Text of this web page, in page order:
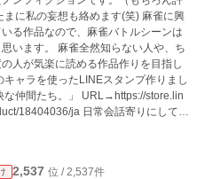
私の妄想も絡めます(笑) 麻雀に興
る作品なので、麻雀バトルシーンは
います。 麻雀全然知らない人や、ち
人が気楽に読める作品作りを目指し
な仲間たち。」 URL→https://store.lin
18404036/ja 日常会話寄りにしてあ
ば是非♪
2,537 位 / 2,537件